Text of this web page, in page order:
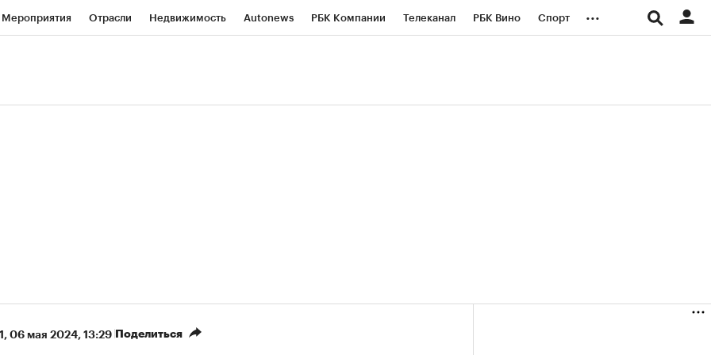
Мероприятия Отрасли Недвижимость Autonews РБК Компании Телеканал РБК Вино Спорт ...
⁠, 06 мая 2024, 13:29 Поделиться